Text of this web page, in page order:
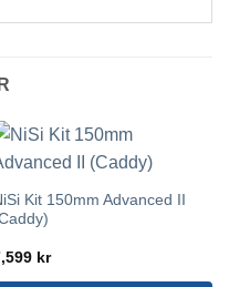
Kit 150mm Advanced II
kr